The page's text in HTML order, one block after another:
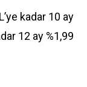
kadar 10 ay
12 ay %1,99